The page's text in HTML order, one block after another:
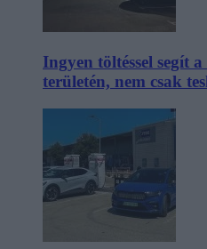
Ingyen töltéssel segít
területén, nem csak